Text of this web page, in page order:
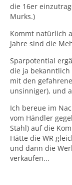
die 16er
Murks.)
Kommt natürlich
Jahre sind die
Sparpotential
die ja
mit den
unsinniger), und
Ich bereue im
vom Händler
Stahl) auf die
Hätte die WR
und dann die
verkaufen...